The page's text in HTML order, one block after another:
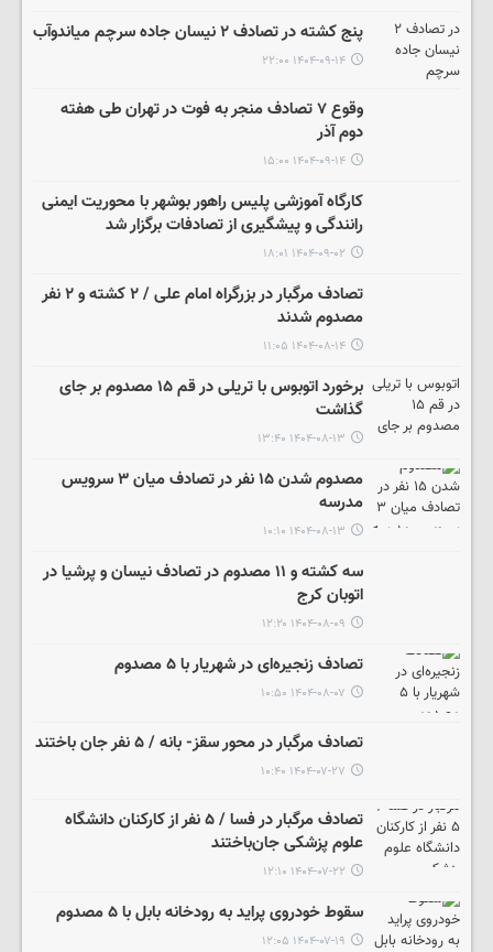
پنج کشته در تصادف ۲ نیسان جاده سرچم میاندوآب
۱۴۰۴-۰۹-۱۴ ۲۲:۰۰
وقوع ۷ تصادف منجر به فوت در تهران طی هفته
دوم آذر
۱۴۰۴-۰۹-۱۴ ۱۵:۰۰
کارگاه آموزشی پلیس راهور بوشهر با محوریت ایمنی
رانندگی و پیشگیری از تصادفات برگزار شد
۱۴۰۴-۰۹-۰۲ ۱۸:۰۱
تصادف مرگبار در بزرگراه امام علی / ۲ کشته و ۲ نفر
مصدوم شدند
۱۴۰۴-۰۸-۱۴ ۱۱:۰۵
برخورد اتوبوس با تریلی در قم ۱۵ مصدوم بر جای
گذاشت
۱۴۰۴-۰۸-۱۳ ۱۳:۴۰
مصدوم شدن ۱۵ نفر در تصادف میان ۳ سرویس
مدرسه
۱۴۰۴-۰۸-۱۳ ۱۰:۱۰
سه کشته و ۱۱ مصدوم در تصادف نیسان و پرشیا در
اتوبان کرج
۱۴۰۴-۰۸-۰۹ ۱۲:۲۰
تصادف زنجیره‌ای در شهریار با ۵ مصدوم
۱۴۰۴-۰۸-۰۷ ۱۰:۵۰
تصادف مرگبار در محور سقز- بانه / ۵ نفر جان باختند
۱۴۰۴-۰۷-۲۷ ۱۰:۴۰
تصادف مرگبار در فسا / ۵ نفر از کارکنان دانشگاه
علوم پزشکی جان‌باختند
۱۴۰۴-۰۷-۲۲ ۱۲:۱۰
سقوط خودروی پراید به رودخانه بابل با ۵ مصدوم
۱۴۰۴-۰۷-۱۹ ۱۲:۰۵